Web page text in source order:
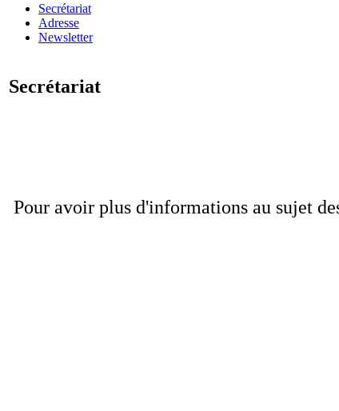
Secrétariat
Adresse
Newsletter
Secrétariat
Pour avoir plus d'informations au sujet